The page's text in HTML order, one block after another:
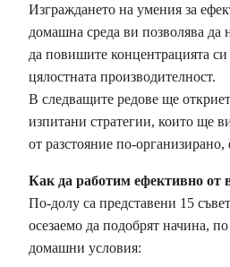
Изграждането на умения за
домашна среда ви позволява да
да повишите концентрацията
цялостната производителност.
В следващите редове ще
изпитани стратегии, които ще
от разстояние по-
Как да работим ефективно от
По-долу са представени 15
осезаемо да подобрят начина,
домашни условия: